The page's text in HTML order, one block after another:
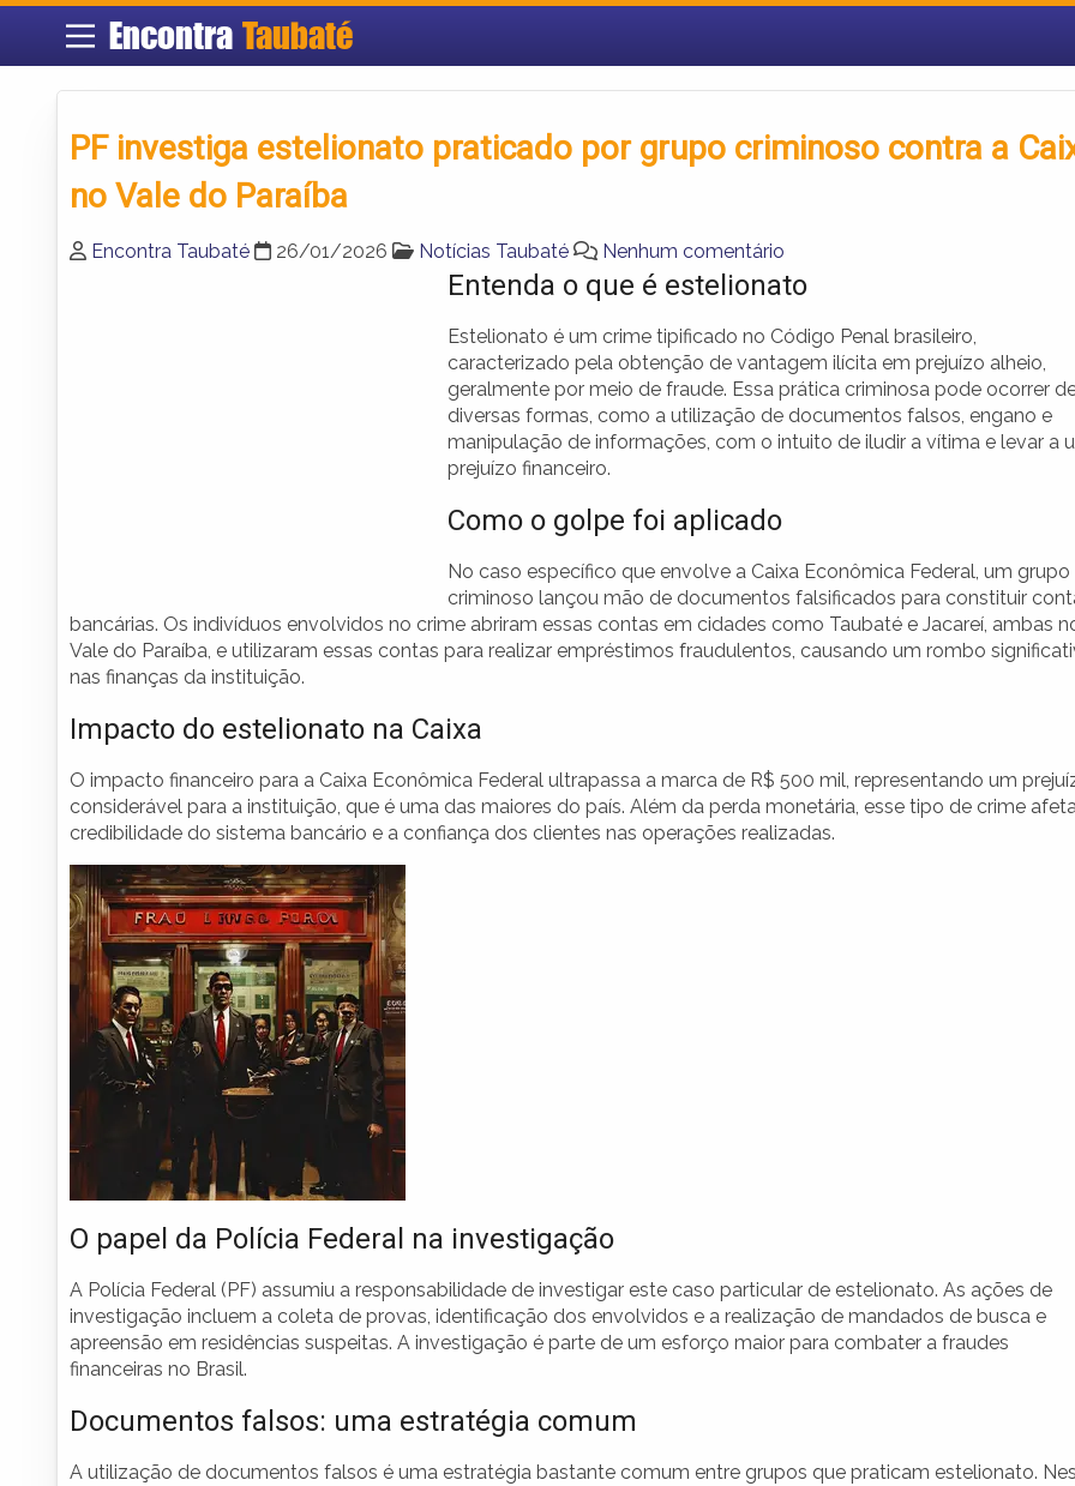
Encontra Taubaté
PF investiga estelionato praticado por grupo criminoso contra a
no Vale do Paraíba
Encontra Taubaté 26/01/2026 Notícias Taubaté Nenhum comentário
Entenda o que é estelionato
Estelionato é um crime tipificado no Código Penal brasileiro,
caracterizado pela obtenção de vantagem ilícita em prejuízo alheio,
geralmente por meio de fraude. Essa prática criminosa pode ocorrer
diversas formas, como a utilização de documentos falsos, engano e
manipulação de informações, com o intuito de iludir a vítima e levar a
prejuízo financeiro.
Como o golpe foi aplicado
No caso específico que envolve a Caixa Econômica Federal, um grupo
criminoso lançou mão de documentos falsificados para constituir
bancárias. Os indivíduos envolvidos no crime abriram essas contas em cidades como Taubaté e Jacareí, ambas
Vale do Paraíba, e utilizaram essas contas para realizar empréstimos fraudulentos, causando um rombo
nas finanças da instituição.
Impacto do estelionato na Caixa
O impacto financeiro para a Caixa Econômica Federal ultrapassa a marca de R$ 500 mil, representando um
considerável para a instituição, que é uma das maiores do país. Além da perda monetária, esse tipo de crime
credibilidade do sistema bancário e a confiança dos clientes nas operações realizadas.
O papel da Polícia Federal na investigação
A Polícia Federal (PF) assumiu a responsabilidade de investigar este caso particular de estelionato. As ações de
investigação incluem a coleta de provas, identificação dos envolvidos e a realização de mandados de busca e
apreensão em residências suspeitas. A investigação é parte de um esforço maior para combater a fraudes
financeiras no Brasil.
Documentos falsos: uma estratégia comum
A utilização de documentos falsos é uma estratégia bastante comum entre grupos que praticam estelionato.